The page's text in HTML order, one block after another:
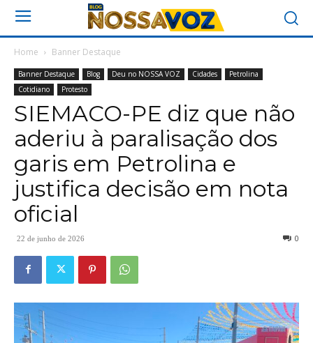
Home Banner Destaque
Banner Destaque Blog Deu no NOSSA VOZ Cidades
Petrolina
Cotidiano
Protesto
SIEMACO-PE diz que não
aderiu à paralisação dos
garis em Petrolina e
justifica decisão em nota
oficial
22 de junho de 2026 0